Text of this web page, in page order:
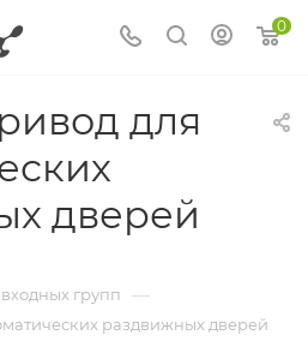
0
для
дверей
групп —
раздвижных дверей